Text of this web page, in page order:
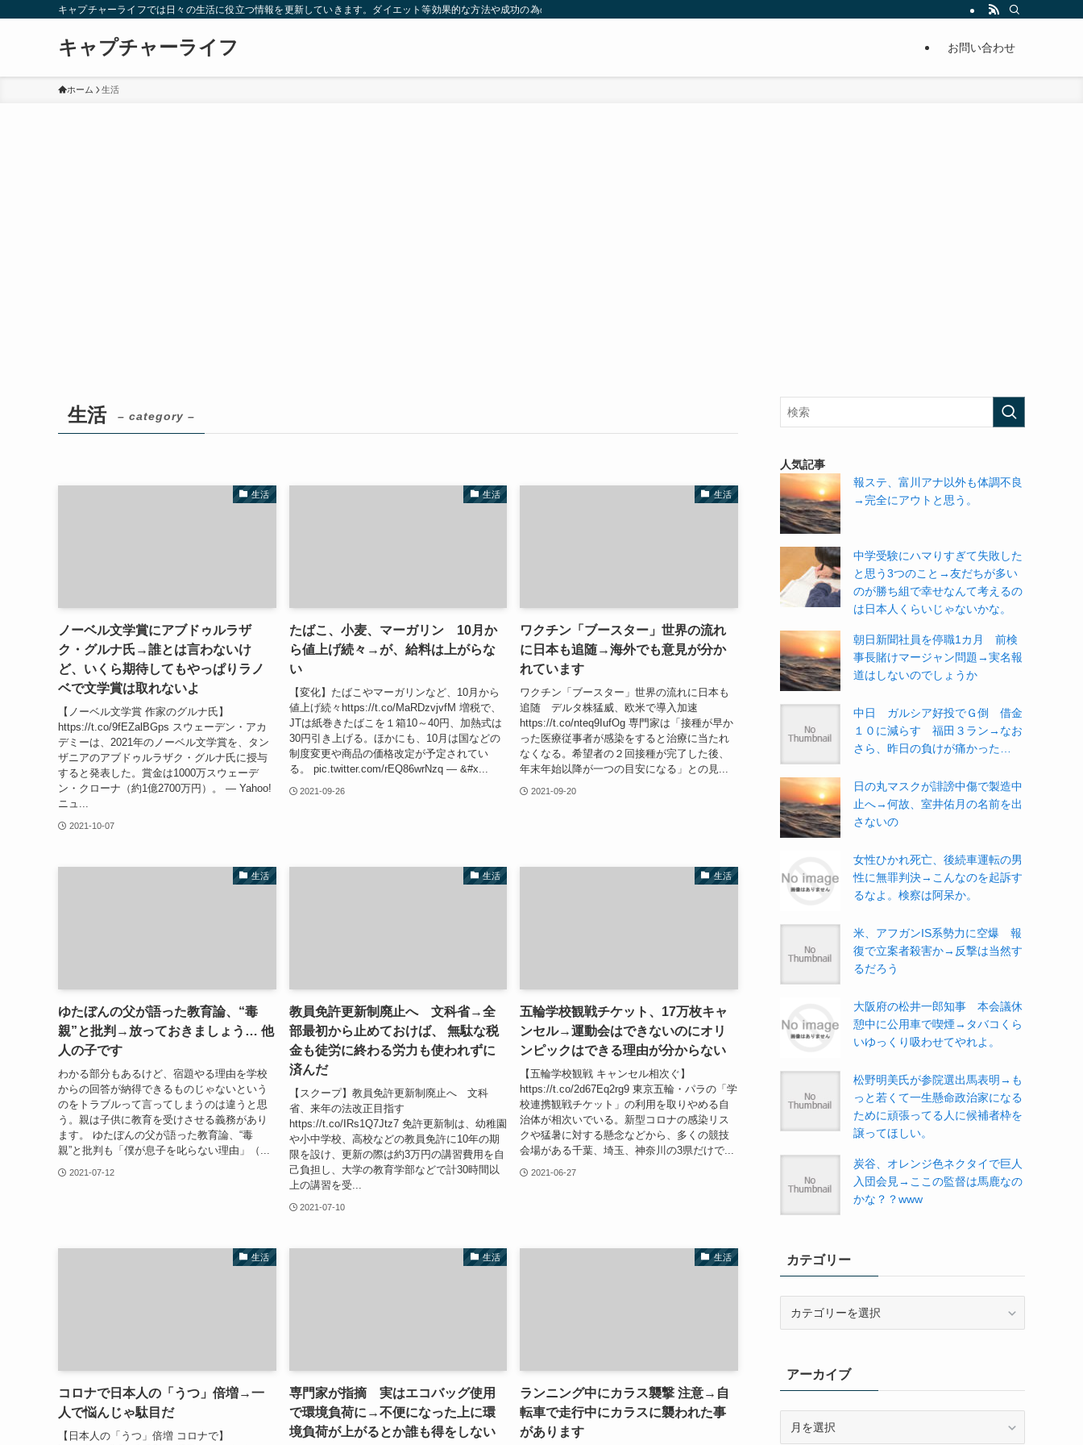
キャプチャーライフでは日々の生活に役立つ情報を更新していきます。ダイエット等効果的な方法や成功の為の秘訣等。太ったり悩んでいる方々が簡単に痩せることが出来るように分かりやすくまとめています。
キャプチャーライフ お問い合わせ
ホーム 生活
生活 – category –
生活
ノーベル文学賞にアブドゥルラザ
ク・グルナ氏→誰とは言わないけ
ど、いくら期待してもやっぱりラノ
ベで文学賞は取れないよ
【ノーベル文学賞 作家のグルナ氏】
https://t.co/9fEZalBGps スウェーデン・アカ
デミーは、2021年のノーベル文学賞を、タン
ザニアのアブドゥルラザク・グルナ氏に授与
すると発表した。賞金は1000万スウェーデ
ン・クローナ（約1億2700万円）。 — Yahoo!
ニュ...
2021-10-07
生活
たばこ、小麦、マーガリン 10月か
ら値上げ続々→が、給料は上がらな
い
【変化】たばこやマーガリンなど、10月から
値上げ続々https://t.co/MaRDzvjvfM 増税で、
JTは紙巻きたばこを１箱10～40円、加熱式は
30円引き上げる。ほかにも、10月は国などの
制度変更や商品の価格改定が予定されてい
る。 pic.twitter.com/rEQ86wrNzq — &#x...
2021-09-26
生活
ワクチン「ブースター」世界の流れ
に日本も追随→海外でも意見が分か
れています
ワクチン「ブースター」世界の流れに日本も
追随 デルタ株猛威、欧米で導入加速
https://t.co/nteq9IufOg 専門家は「接種が早か
った医療従事者が感染をすると治療に当たれ
なくなる。希望者の２回接種が完了した後、
年末年始以降が一つの目安になる」との見...
2021-09-20
生活
ゆたぼんの父が語った教育論、“毒
親”と批判→放っておきましょう… 他
人の子です
わかる部分もあるけど、宿題やる理由を学校
からの回答が納得できるものじゃないという
のをトラブルって言ってしまうのは違うと思
う。親は子供に教育を受けさせる義務があり
ます。 ゆたぼんの父が語った教育論、“毒
親”と批判も「僕が息子を叱らない理由」（...
2021-07-12
生活
教員免許更新制廃止へ 文科省→全
部最初から止めておけば、 無駄な税
金も徒労に終わる労力も使われずに
済んだ
【スクープ】教員免許更新制廃止へ 文科
省、来年の法改正目指す
https://t.co/IRs1Q7Jtz7 免許更新制は、幼稚園
や小中学校、高校などの教員免許に10年の期
限を設け、更新の際は約3万円の講習費用を自
己負担し、大学の教育学部などで計30時間以
上の講習を受...
2021-07-10
生活
五輪学校観戦チケット、17万枚キャ
ンセル→運動会はできないのにオリ
ンピックはできる理由が分からない
【五輪学校観戦 キャンセル相次ぐ】
https://t.co/2d67Eq2rg9 東京五輪・パラの「学
校連携観戦チケット」の利用を取りやめる自
治体が相次いでいる。新型コロナの感染リス
クや猛暑に対する懸念などから、多くの競技
会場がある千葉、埼玉、神奈川の3県だけで...
2021-06-27
生活
コロナで日本人の「うつ」倍増→一
人で悩んじゃ駄目だ
【日本人の「うつ」倍増 コロナで】
生活
専門家が指摘 実はエコバッグ使用
で環境負荷に→不便になった上に環
境負荷が上がるとか誰も得をしない
生活
ランニング中にカラス襲撃 注意→自
転車で走行中にカラスに襲われた事
があります
人気記事
報ステ、富川アナ以外も体調不良
→完全にアウトと思う。
中学受験にハマりすぎて失敗した
と思う3つのこと→友だちが多い
のが勝ち組で幸せなんて考えるの
は日本人くらいじゃないかな。
朝日新聞社員を停職1カ月 前検
事長賭けマージャン問題→実名報
道はしないのでしょうか
中日 ガルシア好投でＧ倒 借金
１０に減らす 福田３ラン→なお
さら、昨日の負けが痛かった…
日の丸マスクが誹謗中傷で製造中
止へ→何故、室井佑月の名前を出
さないの
女性ひかれ死亡、後続車運転の男
性に無罪判決→こんなのを起訴す
るなよ。検察は阿呆か。
米、アフガンIS系勢力に空爆 報
復で立案者殺害か→反撃は当然す
るだろう
大阪府の松井一郎知事 本会議休
憩中に公用車で喫煙→タバコくら
いゆっくり吸わせてやれよ。
松野明美氏が参院選出馬表明→も
っと若くて一生懸命政治家になる
ために頑張ってる人に候補者枠を
譲ってほしい。
炭谷、オレンジ色ネクタイで巨人
入団会見→ここの監督は馬鹿なの
かな？？www
カテゴリー
ーアーカイブ